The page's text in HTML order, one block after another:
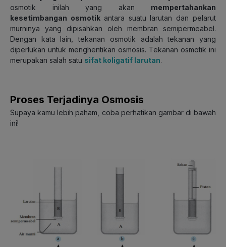
osmotik inilah yang akan mempertahankan
kesetimbangan osmotik antara suatu larutan dan pelarut
murninya yang dipisahkan oleh membran semipermeabel.
Dengan kata lain, tekanan osmotik adalah tekanan yang
diperlukan untuk menghentikan osmosis. Tekanan osmotik ini
merupakan salah satu sifat koligatif larutan.
Proses Terjadinya Osmosis
Supaya kamu lebih paham, coba perhatikan gambar di bawah
ini!